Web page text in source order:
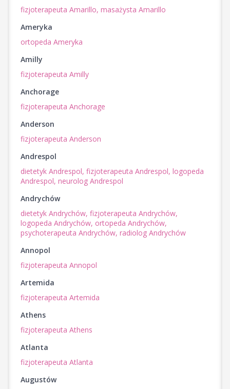
fizjoterapeuta Amarillo, masażysta Amarillo
Ameryka
ortopeda Ameryka
Amilly
fizjoterapeuta Amilly
Anchorage
fizjoterapeuta Anchorage
Anderson
fizjoterapeuta Anderson
Andrespol
dietetyk Andrespol, fizjoterapeuta Andrespol, logopeda
Andrespol, neurolog Andrespol
Andrychów
dietetyk Andrychów, fizjoterapeuta Andrychów,
logopeda Andrychów, ortopeda Andrychów,
psychoterapeuta Andrychów, radiolog Andrychów
Annopol
fizjoterapeuta Annopol
Artemida
fizjoterapeuta Artemida
Athens
fizjoterapeuta Athens
Atlanta
fizjoterapeuta Atlanta
Augustów